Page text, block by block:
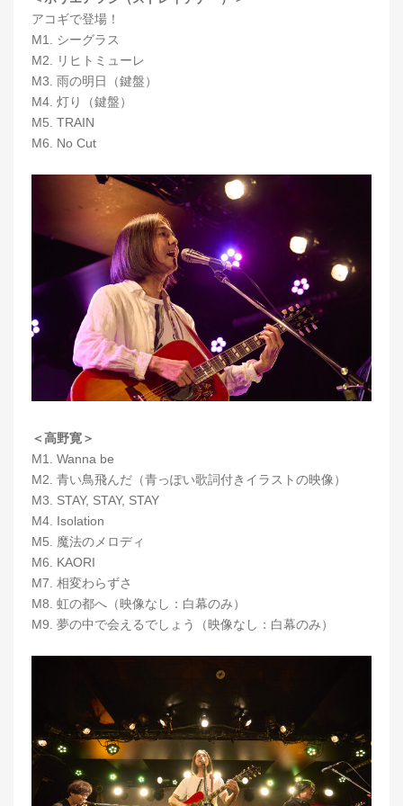
アコギで登場！
M1. シーグラス
M2. リヒトミューレ
M3. 雨の明日（鍵盤）
M4. 灯り（鍵盤）
M5. TRAIN
M6. No Cut
＜高野寛＞
M1. Wanna be
M2. 青い鳥飛んだ（青っぽい歌詞付きイラストの映像）
M3. STAY, STAY, STAY
M4. Isolation
M5. 魔法のメロディ
M6. KAORI
M7. 相変わらずさ
M8. 虹の都へ（映像なし：白幕のみ）
M9. 夢の中で会えるでしょう（映像なし：白幕のみ）